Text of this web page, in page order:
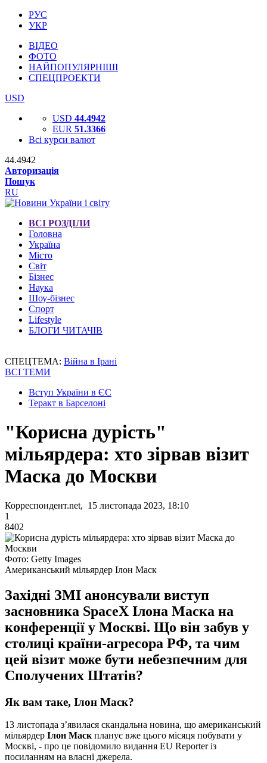
РУС
УКР
ВІДЕО
ФОТО
НАЙПОПУЛЯРНІШІ
СПЕЦПРОЕКТИ
USD
USD 44.4942
EUR 51.3366
Всі курси валют
44.4942
Авторизація
Пошук
RU
ВСІ РОЗДІЛИ
Головна
Україна
Місто
Світ
Бізнес
Наука
Шоу-бізнес
Спорт
Lifestyle
БЛОГИ ЧИТАЧІВ
СПЕЦТЕМА: Війна в Ірані
ВСІ ТЕМИ
Вступ України в ЄС
Теракт в Барселоні
"Корисна дурість"
мільярдера: хто зірвав візит
Маска до Москви
Корреспондент.net, 15 листопада 2023, 18:10
1
8402
Фото: Getty Images
Американський мільярдер Ілон Маск
Західні ЗМІ анонсували виступ
засновника SpaceX Ілона Маска на
конференції у Москві. Що він забув у
столиці країни-агресора РФ, та чим
цей візит може бути небезпечним для
Сполучених Штатів?
Як вам таке, Ілон Маск?
13 листопада з’явилася скандальна новина, що американський
мільярдер Ілон Маскпланує вже цього місяця побувати у
Москві, - про це повідомило видання EU Reporter із
посиланням на власні джерела.